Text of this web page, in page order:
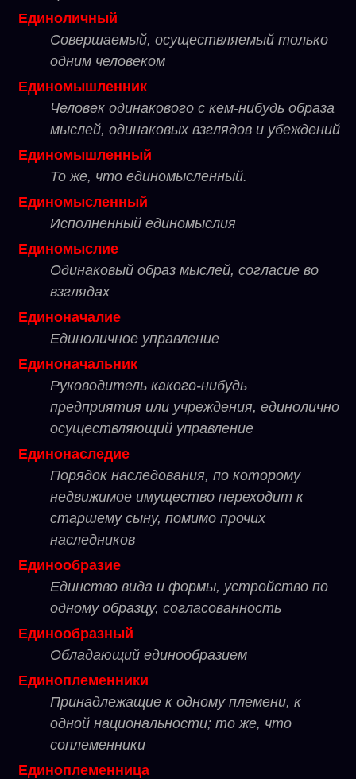
Единоличный
Совершаемый, осуществляемый только
одним человеком
Единомышленник
Человек одинакового с кем-нибудь образа
мыслей, одинаковых взглядов и убеждений
Единомышленный
То же, что единомысленный.
Единомысленный
Исполненный единомыслия
Единомыслие
Одинаковый образ мыслей, согласие во
взглядах
Единоначалие
Единоличное управление
Единоначальник
Руководитель какого-нибудь
предприятия или учреждения, единолично
осуществляющий управление
Единонаследие
Порядок наследования, по которому
недвижимое имущество переходит к
старшему сыну, помимо прочих
наследников
Единообразие
Единство вида и формы, устройство по
одному образцу, согласованность
Единообразный
Обладающий единообразием
Единоплеменники
Принадлежащие к одному племени, к
одной национальности; то же, что
соплеменники
Единоплеменница